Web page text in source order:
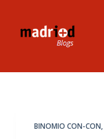
a
BINOMIO CON-CON,